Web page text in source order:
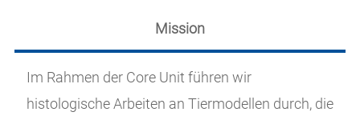
Mission
Im Rahmen der Core Unit führen wir
histologische Arbeiten an Tiermodellen durch, die